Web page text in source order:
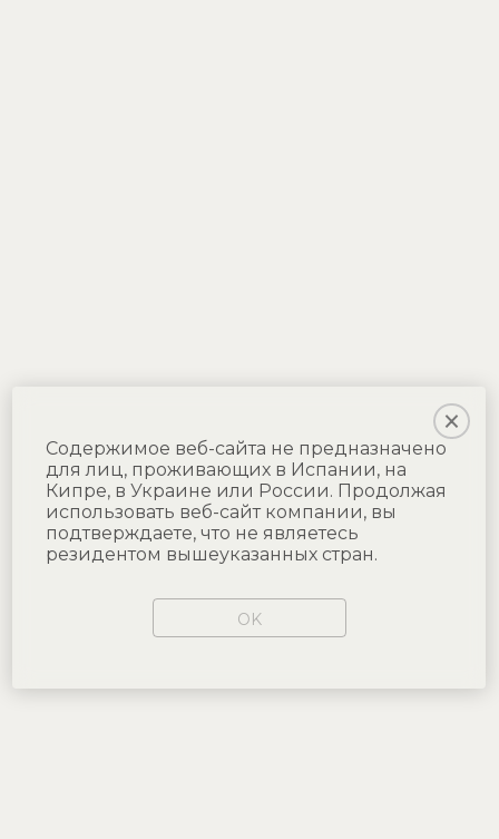
Содержимое веб-сайта не предназначено
для лиц, проживающих в Испании, на
Кипре, в Украине или России. Продолжая
использовать веб-сайт компании, вы
подтверждаете, что не являетесь
резидентом вышеуказанных стран.
OK